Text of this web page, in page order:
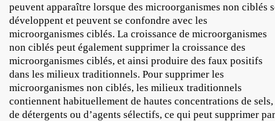
peuvent apparaître lorsque des microorganismes non ciblés
développent et peuvent se confondre avec les
microorganismes ciblés. La croissance de microorganismes
non ciblés peut également supprimer la croissance des
microorganismes ciblés, et ainsi produire des faux positifs
dans les milieux traditionnels. Pour supprimer les
microorganismes non ciblés, les milieux traditionnels
contiennent habituellement de hautes concentrations de sels,
de détergents ou d’agents sélectifs, ce qui peut supprimer par